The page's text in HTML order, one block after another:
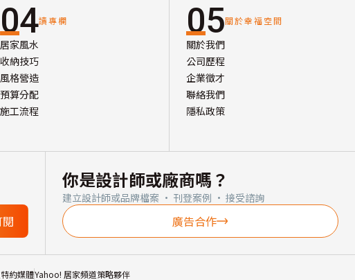
04讀專欄
居家風水
收納技巧
風格營造
預算分配
施工流程
05關於幸福空間
關於我們
公司歷程
企業徵才
聯絡我們
隱私政策
你是設計師或廠商嗎？
建立設計師或品牌檔案 · 刊登案例 · 接受諮詢
廣告合作
約媒體Yahoo! 居家頻道策略夥伴